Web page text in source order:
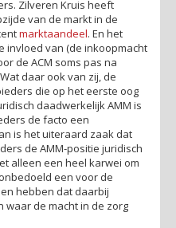
Zilveren Kruis heeft
van de markt in de
marktaandeel. En het
invloed van (de inkoopmacht
de ACM soms pas na
daar ook van zij, de
die op het eerste oog
daadwerkelijk AMM is
de facto een
is het uiteraard zaak dat
de AMM-positie juridisch
alleen een heel karwei om
een voor de
hebben dat daarbij
waar de macht in de zorg